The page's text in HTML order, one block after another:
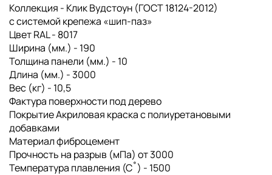
Коллекция - Клик Вудстоун (ГОСТ 18124-2012)
с системой крепежа «шип-паз»
Цвет RAL - 8017
Ширина (мм.) - 190
Толщина панели (мм.) - 10
Длина (мм.) - 3000
Вес (кг) - 10,5
Фактура поверхности под дерево
Покрытие Акриловая краска с полиуретановыми
добавками
Материал фиброцемент
Прочность на разрыв (мПа) от 3000
Температура плавления (С˚) - 1500